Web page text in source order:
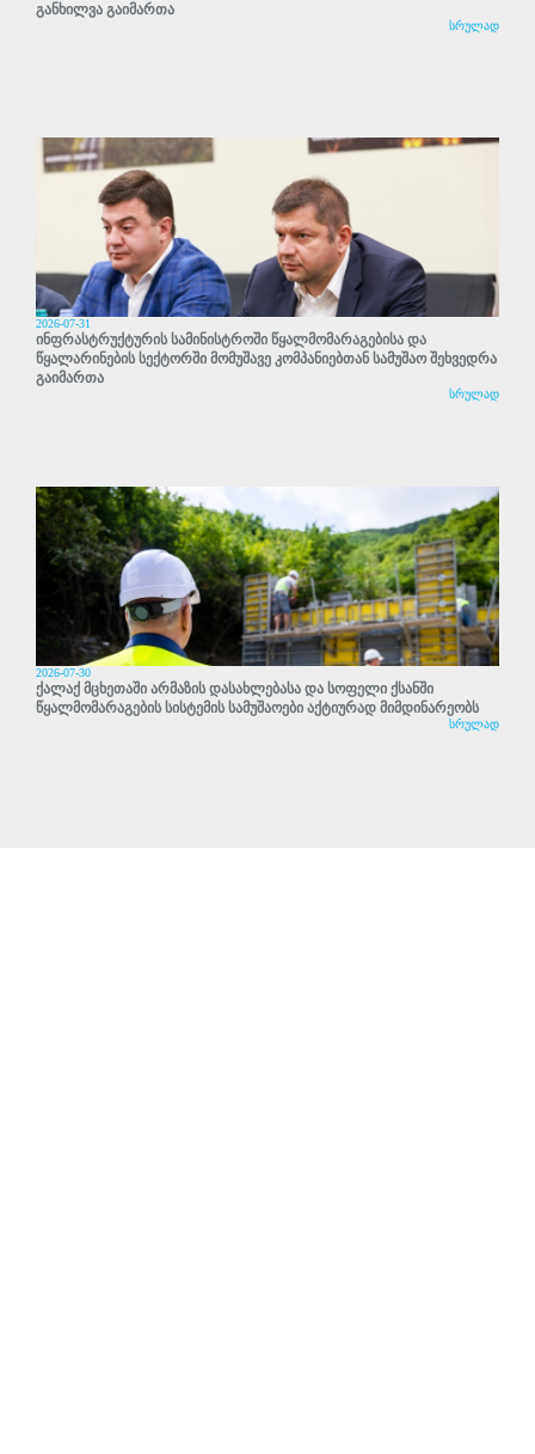
განხილვა გაიმართა
სრულად
2026-07-31
ინფრასტრუქტურის სამინისტროში წყალმომარაგებისა და
წყალარინების სექტორში მომუშავე კომპანიებთან სამუშაო შეხვედრა
გაიმართა
სრულად
2026-07-30
ქალაქ მცხეთაში არმაზის დასახლებასა და სოფელი ქსანში
წყალმომარაგების სისტემის სამუშაოები აქტიურად მიმდინარეობს
სრულად